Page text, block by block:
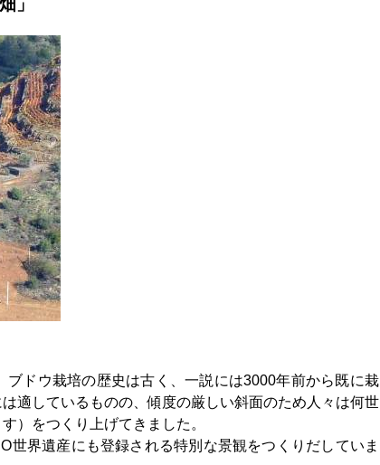
」
ドウ栽培の歴史は古く、一説には3000年前から既に栽
適しているものの、傾度の厳しい斜面のため人々は何世
）をつくり上げてきました。
界遺産にも登録される特別な景観をつくりだしていま